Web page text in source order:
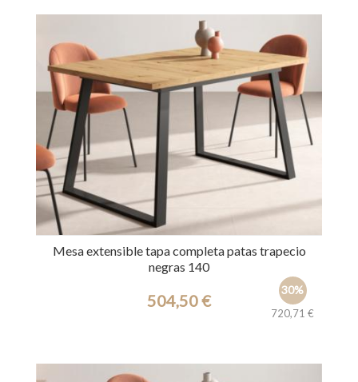
Mesa extensible tapa completa patas trapecio
negras 140
30%
720,71 €
504,50 €